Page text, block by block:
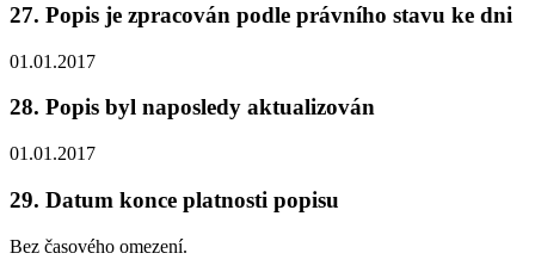
27. Popis je zpracován podle právního stavu ke dni
01.01.2017
28. Popis byl naposledy aktualizován
01.01.2017
29. Datum konce platnosti popisu
Bez časového omezení.